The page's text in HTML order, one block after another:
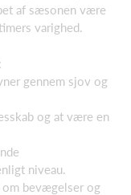
af sæsonen være
varighed.
gennem sjov og
og at være en
niveau.
om bevægelser og